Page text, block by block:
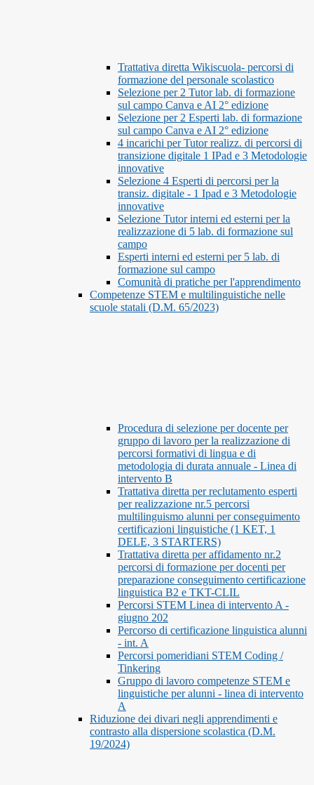
Trattativa diretta Wikiscuola- percorsi di
formazione del personale scolastico
Selezione per 2 Tutor lab. di formazione
sul campo Canva e AI 2° edizione
Selezione per 2 Esperti lab. di formazione
sul campo Canva e AI 2° edizione
4 incarichi per Tutor realizz. di percorsi di
transizione digitale 1 IPad e 3 Metodologie
innovative
Selezione 4 Esperti di percorsi per la
transiz. digitale - 1 Ipad e 3 Metodologie
innovative
Selezione Tutor interni ed esterni per la
realizzazione di 5 lab. di formazione sul
campo
Esperti interni ed esterni per 5 lab. di
formazione sul campo
Comunità di pratiche per l'apprendimento
Competenze STEM e multilinguistiche nelle
scuole statali (D.M. 65/2023)
Procedura di selezione per docente per
gruppo di lavoro per la realizzazione di
percorsi formativi di lingua e di
metodologia di durata annuale - Linea di
intervento B
Trattativa diretta per reclutamento esperti
per realizzazione nr.5 percorsi
multilinguismo alunni per conseguimento
certificazioni linguistiche (1 KET, 1
DELE, 3 STARTERS)
Trattativa diretta per affidamento nr.2
percorsi di formazione per docenti per
preparazione conseguimento certificazione
linguistica B2 e TKT-CLIL
Percorsi STEM Linea di intervento A -
giugno 202
Percorso di certificazione linguistica alunni
- int. A
Percorsi pomeridiani STEM Coding /
Tinkering
Gruppo di lavoro competenze STEM e
linguistiche per alunni - linea di intervento
A
Riduzione dei divari negli apprendimenti e
contrasto alla dispersione scolastica (D.M.
19/2024)